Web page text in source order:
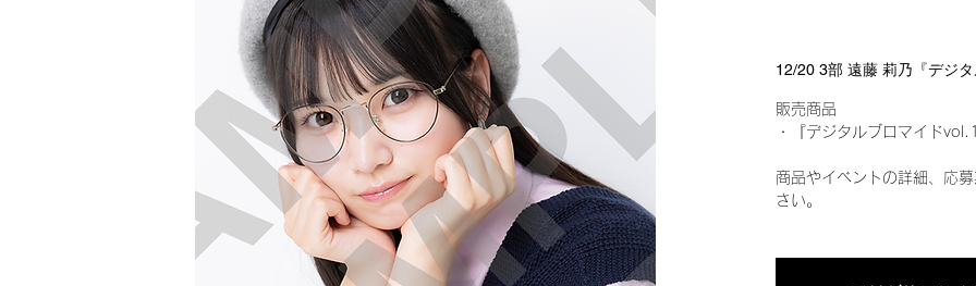
12/20 3部 遠藤 莉乃『デジ
販売商品
・『デジタルブロマイド
商品やイベントの詳細、応
さい。